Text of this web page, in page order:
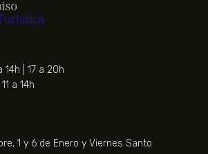
| 17 a 20h
a 14h
1 y 6 de Enero y Viernes Santo